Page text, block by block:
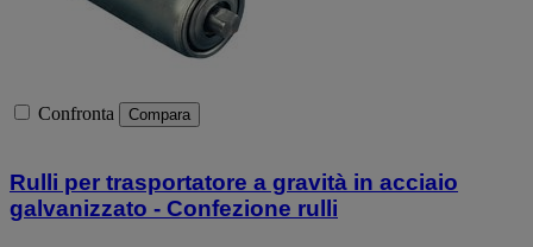
Confronta Compara
Rulli per trasportatore a gravità in acciaio
galvanizzato - Confezione rulli